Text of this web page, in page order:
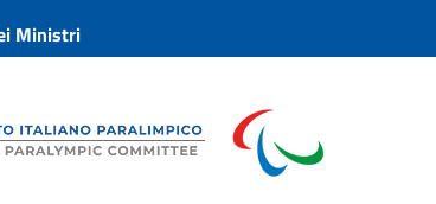
Ministri